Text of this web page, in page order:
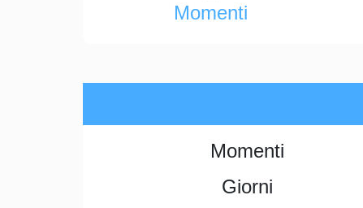
Momenti
Momenti
Giorni